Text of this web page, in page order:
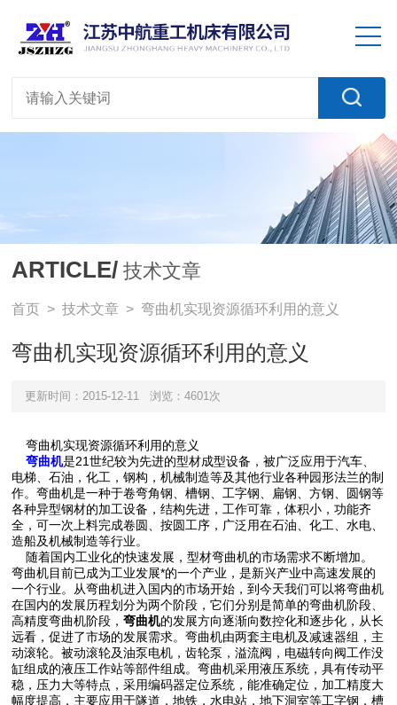
ARTICLE/ 技术文章
首页 >技术文章 > 弯曲机实现资源循环利用的意义
弯曲机实现资源循环利用的意义
更新时间：2015-12-11 浏览：4601次
弯曲机实现资源循环利用的意义
弯曲机是21世纪较为先进的型材成型设备，被广泛应用于汽车、
电梯、石油，化工，钢构，机械制造等及其他行业各种园形法兰的制
作。弯曲机是一种于卷弯角钢、槽钢、工字钢、扁钢、方钢、圆钢等
各种异型钢材的加工设备，结构先进，工作可靠，体积小，功能齐
全，可一次上料完成卷圆、按圆工序，广泛用在石油、化工、水电、
造船及机械制造等行业。
随着国内工业化的快速发展，型材弯曲机的市场需求不断增加。
弯曲机目前已成为工业发展*的一个产业，是新兴产业中高速发展的
一个行业。从弯曲机进入国内的市场开始，到今天我们可以将弯曲机
在国内的发展历程划分为两个阶段，它们分别是简单的弯曲机阶段、
高精度弯曲机阶段，弯曲机的发展方向逐渐向数控化和逐步化，从长
远看，促进了市场的发展需求。弯曲机由两套主电机及减速器组，主
动滚轮。被动滚轮及油泵电机，齿轮泵，溢流阀，电磁转向阀工作没
缸组成的液压工作站等部件组成。弯曲机采用液压系统，具有传动平
稳，压力大等特点，采用编码器定位系统，能准确定位，加工精度大
幅度提高，主要应用于隧道，地铁，水电站，地下洞室等工字钢，槽